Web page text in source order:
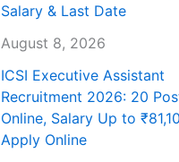
Salary & Last Date
August 8, 2026
ICSI Executive Assistant
Recruitment 2026: 20
Online, Salary Up to
Apply Online